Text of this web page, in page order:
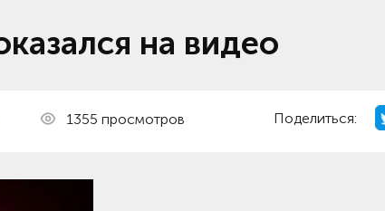
на видео
1355 просмотров Поделиться: